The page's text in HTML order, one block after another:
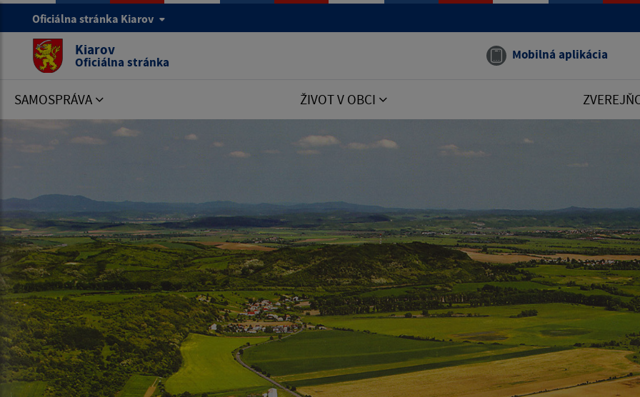
Oficiálna stránka Kiarov
Kiarov
Oficiálna stránka Mobilná aplikácia
SAMOSPRÁVA ŽIVOT V OBCI